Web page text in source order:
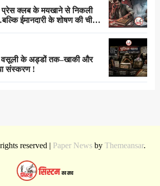
प्रेस क्लब के मयखाने से निकली
ईमानदारी के शोषण की चीख
वसूली के अड्डों तक–खाकी और
संस्करण !
reserved | Paper Newsby Themeansar.